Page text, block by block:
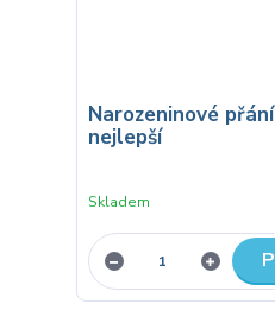
Narozeninové
nejlepší
Skladem